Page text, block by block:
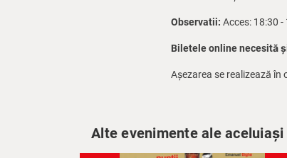
Observatii: Acces: 18:30 -
Biletele online necesită
Așezarea se realizează în
Alte evenimente ale